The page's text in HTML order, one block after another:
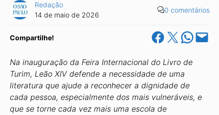
Redação
14 de maio de 2026
0 comentários
Compartilhe! Share on Facebook
Share on X Share on
Email this
Na inauguração da Feira Internacional do Livro de
Turim, Leão XIV defende a necessidade de uma
literatura que ajude a reconhecer a dignidade de
cada pessoa, especialmente dos mais vulneráveis, e
que se torne cada vez mais uma escola de